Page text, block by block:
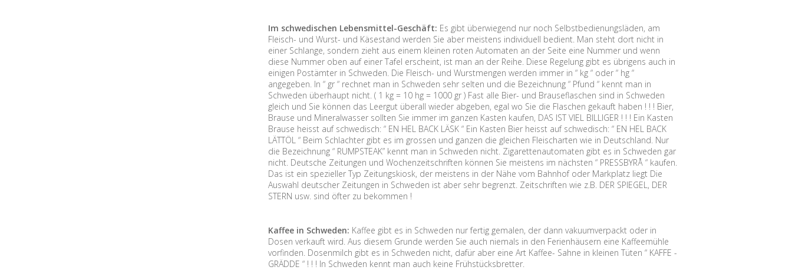
Im schwedischen Lebensmittel-Geschäft: Es gibt überwiegend nur noch Selbstbedienungsläden, am
Fleisch- und Wurst- und Käsestand werden Sie aber meistens individuell bedient. Man steht dort nicht in
einer Schlange, sondern zieht aus einem kleinen roten Automaten an der Seite eine Nummer und wenn
diese Nummer oben auf einer Tafel erscheint, ist man an der Reihe. Diese Regelung gibt es übrigens auch in
einigen Postämter in Schweden. Die Fleisch- und Wurstmengen werden immer in “ kg “ oder “ hg “
angegeben. In “ gr “ rechnet man in Schweden sehr selten und die Bezeichnung “ Pfund “ kennt man in
Schweden überhaupt nicht. ( 1 kg = 10 hg = 1000 gr ) Fast alle Bier- und Brauseflaschen sind in Schweden
gleich und Sie können das Leergut überall wieder abgeben, egal wo Sie die Flaschen gekauft haben ! ! ! Bier,
Brause und Mineralwasser sollten Sie immer im ganzen Kasten kaufen, DAS IST VIEL BILLIGER ! ! ! Ein Kasten
Brause heisst auf schwedisch: “ EN HEL BACK LÄSK “ Ein Kasten Bier heisst auf schwedisch: “ EN HEL BACK
LÄTTÖL “ Beim Schlachter gibt es im grossen und ganzen die gleichen Fleischarten wie in Deutschland. Nur
die Bezeichnung “ RUMPSTEAK” kennt man in Schweden nicht. Zigarettenautomaten gibt es in Schweden gar
nicht. Deutsche Zeitungen und Wochenzeitschriften können Sie meistens im nächsten “ PRESSBYRÅ “ kaufen.
Das ist ein spezieller Typ Zeitungskiosk, der meistens in der Nähe vom Bahnhof oder Markplatz liegt Die
Auswahl deutscher Zeitungen in Schweden ist aber sehr begrenzt. Zeitschriften wie z.B. DER SPIEGEL, DER
STERN usw. sind öfter zu bekommen !
Kaffee in Schweden: Kaffee gibt es in Schweden nur fertig gemalen, der dann vakuumverpackt oder in
Dosen verkauft wird. Aus diesem Grunde werden Sie auch niemals in den Ferienhäusern eine Kaffeemühle
vorfinden. Dosenmilch gibt es in Schweden nicht, dafür aber eine Art Kaffee- Sahne in kleinen Tüten “ KAFFE -
GRÄDDE “ ! ! ! In Schweden kennt man auch keine Frühstücksbretter.